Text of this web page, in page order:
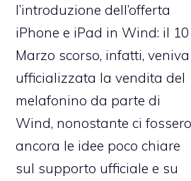
l’introduzione dell’offerta
iPhone e iPad in Wind: il 10
Marzo scorso, infatti,veniva
ufficializzata la vendita del
melafonino da parte di
Wind, nonostante ci fossero
ancora le idee poco chiare
sul supporto ufficiale e su